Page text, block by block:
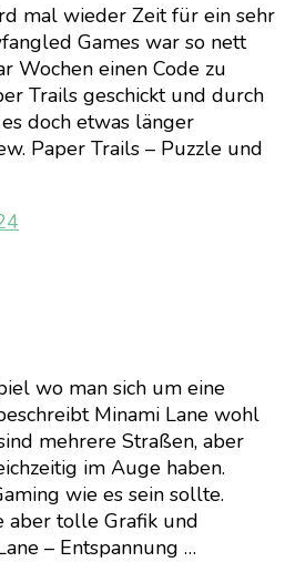
mal wieder Zeit für ein sehr
Games war so nett
Wochen einen Code zu
Trails geschickt und durch
doch etwas länger
Paper Trails – Puzzle und
wo man sich um eine
Minami Lane wohl
mehrere Straßen, aber
im Auge haben.
wie es sein sollte.
aber tolle Grafik und
– Entspannung …